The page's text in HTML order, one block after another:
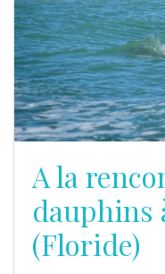
A la
dauphins
(Floride)